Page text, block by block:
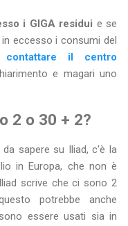
i GIGA residui e se
eccesso i consumi del
contattare il centro
e magari uno
2 o 30 + 2?
sapere su Iliad, c'è la
in Europa, che non è
scrive che ci sono 2
potrebbe anche
essere usati sia in